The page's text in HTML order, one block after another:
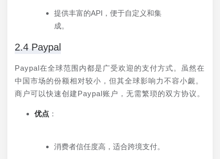
提供丰富的API，便于自定义和集
成。
2.4 Paypal
Paypal在全球范围内都是广受欢迎的支付方式。虽然在
中国市场的份额相对较小，但其全球影响力不容小觑。
商户可以快速创建Paypal账户，无需繁琐的双方协议。
优点 ：
消费者信任度高，适合跨境支付。